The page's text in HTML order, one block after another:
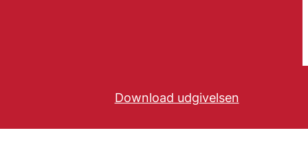
Download udgivelsen